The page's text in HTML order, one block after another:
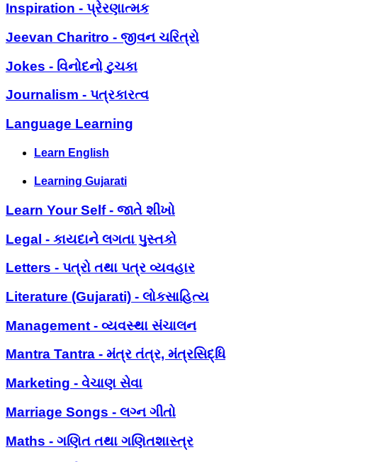
Inspiration - પ્રેરણાત્મક
Jeevan Charitro - જીવન ચરિત્રો
Jokes - વિનોદનો ટુચકા
Journalism - પત્રકારત્વ
Language Learning
Learn English
Learning Gujarati
Learn Your Self - જાતે શીખો
Legal - કાયદાને લગતા પુસ્તકો
Letters - પત્રો તથા પત્ર વ્યવહાર
Literature (Gujarati) - લોકસાહિત્ય
Management - વ્યવસ્થા સંચાલન
Mantra Tantra - મંત્ર તંત્ર, મંત્રસિદ્ધિ
Marketing - વેચાણ સેવા
Marriage Songs - લગ્ન ગીતો
Maths - ગણિત તથા ગણિતશાસ્ત્ર